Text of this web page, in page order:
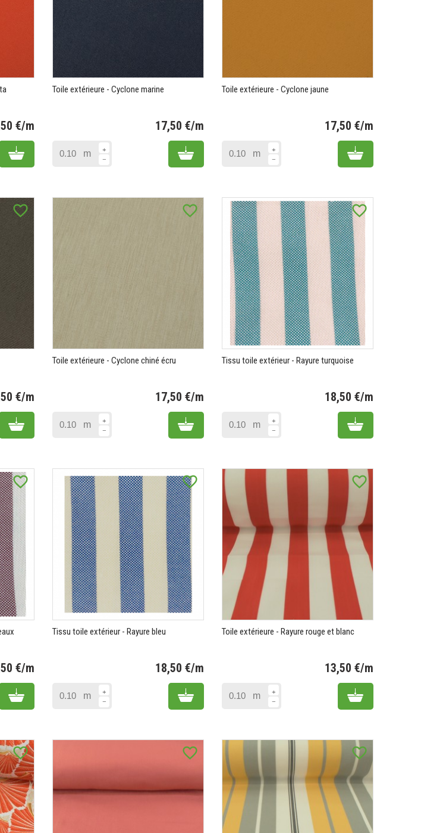
€/m
Add to cart
Toile extérieure - Cyclone marine
17,50 €/m
m Add to cart
Toile extérieure - Cyclone jaune
17,50 €/m
m Add to cart
favorite_border
€/m
Add to cart
favorite_border
Toile extérieure - Cyclone chiné écru
17,50 €/m
m Add to cart
favorite_border
Tissu toile extérieur - Rayure turquoise
18,50 €/m
m Add to cart
favorite_border
€/m
Add to cart
favorite_border
Tissu toile extérieur - Rayure bleu
18,50 €/m
m Add to cart
favorite_border
Toile extérieure - Rayure rouge et blanc
13,50 €/m
m Add to cart
favorite_border favorite_border favorite_border